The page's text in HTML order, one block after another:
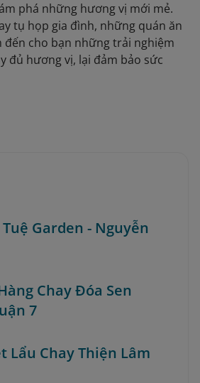
phá những hương vị mới mẻ.
tụ họp gia đình, những quán ăn
đến cho bạn những trải nghiệm
đủ hương vị, lại đảm bảo sức
Tuệ Garden - Nguyễn
Chay Đóa Sen
7
Lẩu Chay Thiện Lâm